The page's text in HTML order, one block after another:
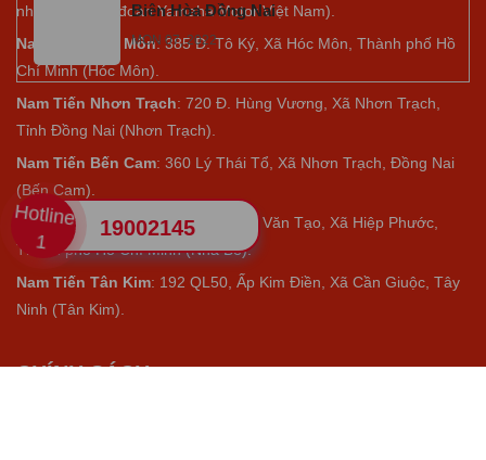
Biên Hòa Đồng Nai
MON 07, 2022
nhiệm của tập đoàn Yamaha Motor Việt Nam).
Nam Tiến Hóc Môn: 385 Đ. Tô Ký, Xã Hóc Môn, Thành phố Hồ
Chí Minh (Hóc Môn).
Nam Tiến Nhơn Trạch: 720 Đ. Hùng Vương, Xã Nhơn Trạch,
Tỉnh Đồng Nai (Nhơn Trạch).
Nam Tiến Bến Cam: 360 Lý Thái Tổ, Xã Nhơn Trạch, Đồng Nai
(Bến Cam).
Nam Tiến Nhà Bè: Số 770 Nguyễn Văn Tạo, Xã Hiệp Phước,
Thành phố Hồ Chí Minh (Nhà Bè).
Nam Tiến Tân Kim: 192 QL50, Ấp Kim Điền, Xã Cần Giuộc, Tây
Ninh (Tân Kim).
CHÍNH SÁCH
Hotline
1
19002145